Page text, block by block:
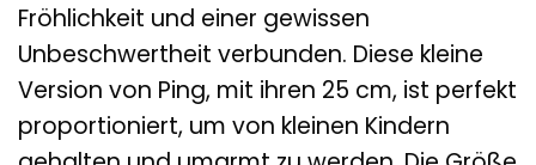
Fröhlichkeit und einer gewissen
Unbeschwertheit verbunden. Diese kleine
Version von Ping, mit ihren 25 cm, ist perfekt
proportioniert, um von kleinen Kindern